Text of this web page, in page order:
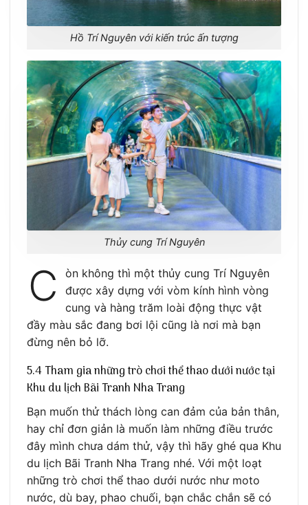
Hồ Trí Nguyên với kiến trúc ấn tượng
Thủy cung Trí Nguyên
C
òn không thì một thủy cung Trí Nguyên
được xây dựng với vòm kính hình vòng
cung và hàng trăm loài động thực vật
đầy màu sắc đang bơi lội cũng là nơi mà bạn
đừng nên bỏ lỡ.
5.4 Tham gia những trò chơi thể thao dưới nước tại
Khu du lịch Bãi Tranh Nha Trang
Bạn muốn thử thách lòng can đảm của bản thân,
hay chỉ đơn giản là muốn làm những điều trước
đây mình chưa dám thử, vậy thì hãy ghé qua Khu
du lịch Bãi Tranh Nha Trang nhé. Với một loạt
những trò chơi thể thao dưới nước như moto
nước, dù bay, phao chuối, bạn chắc chắn sẽ có